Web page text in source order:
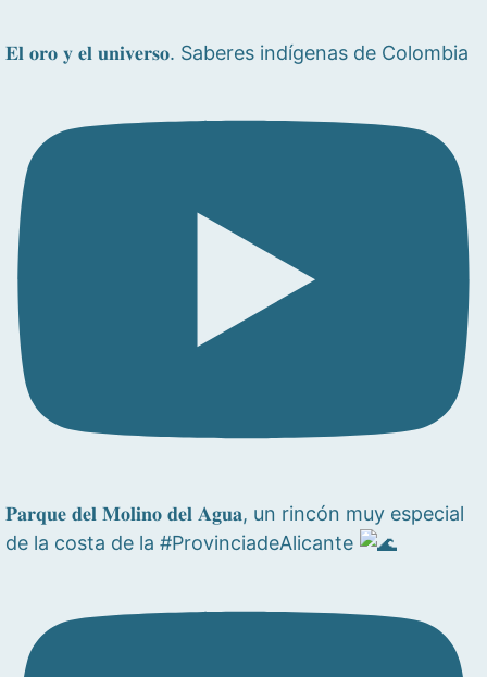
𝐄𝐥 𝐨𝐫𝐨 𝐲 𝐞𝐥 𝐮𝐧𝐢𝐯𝐞𝐫𝐬𝐨. Saberes indígenas de Colombia
𝐏𝐚𝐫𝐪𝐮𝐞 𝐝𝐞𝐥 𝐌𝐨𝐥𝐢𝐧𝐨 𝐝𝐞𝐥 𝐀𝐠𝐮𝐚, un rincón muy especial
de la costa de la #ProvinciadeAlicante